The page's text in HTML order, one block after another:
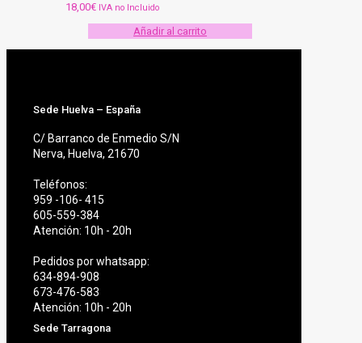
18,00€ IVA no Incluido
Añadir al carrito
Sede Huelva – España
C/ Barranco de Enmedio S/N
Nerva, Huelva, 21670
Teléfonos:
959 -106- 415
605-559-384
Atención: 10h - 20h
Pedidos por whatsapp:
634-894-908
673-476-583
Atención: 10h - 20h
Sede Tarragona